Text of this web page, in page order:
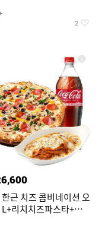
2
근 치즈 콤비네이션 오
리치치즈파스타+콜